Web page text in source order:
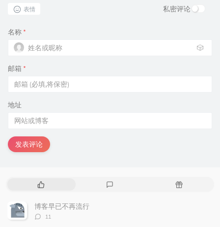
表情 私密评论
名称 *
🎲
邮箱 *
地址
发表评论
热
文
章
随
博客早已不再流行
评
11